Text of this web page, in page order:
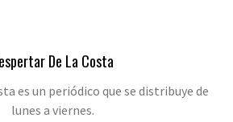
De La Costa
es un periódico que se distribuye de
lunes a viernes.